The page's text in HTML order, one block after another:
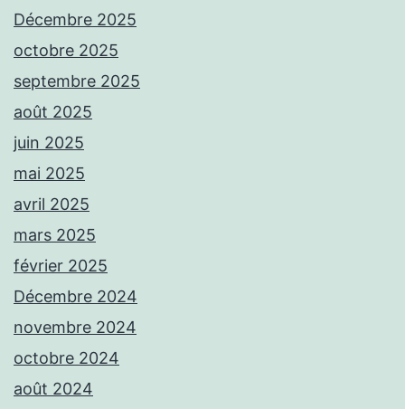
Décembre 2025
octobre 2025
septembre 2025
août 2025
juin 2025
mai 2025
avril 2025
mars 2025
février 2025
Décembre 2024
novembre 2024
octobre 2024
août 2024